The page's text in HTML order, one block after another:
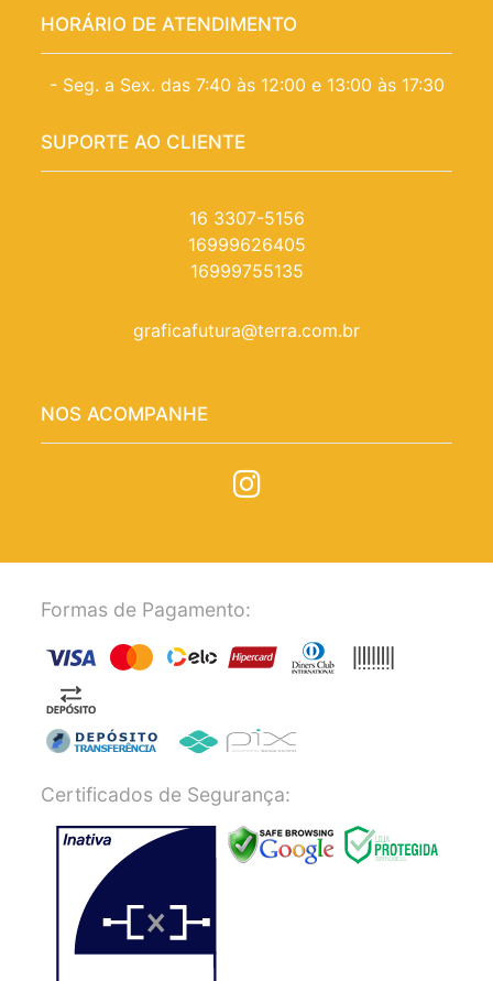
HORÁRIO DE ATENDIMENTO
- Seg. a Sex. das 7:40 às 12:00 e 13:00 às 17:30
SUPORTE AO CLIENTE
16 3307-5156
16999626405
16999755135
graficafutura@terra.com.br
NOS ACOMPANHE
Formas de Pagamento:
Certificados de Segurança: